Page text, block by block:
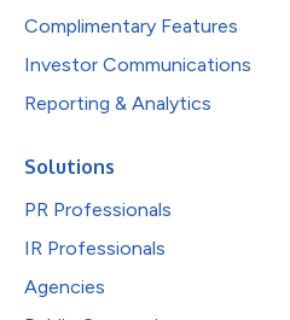
Complimentary Features
Investor Communications
Reporting & Analytics
Solutions
PR Professionals
IR Professionals
Agencies